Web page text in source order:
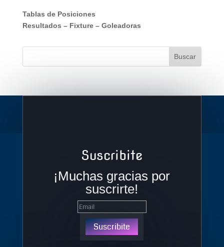
Tablas de Posiciones
Resultados – Fixture– Goleadoras
Suscribite
¡Muchas gracias por
suscrirte!
Suscribite